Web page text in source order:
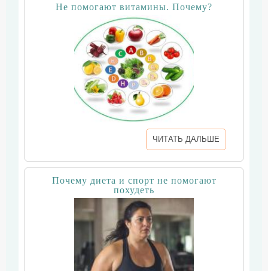
Не помогают витамины. Почему?
ЧИТАТЬ ДАЛЬШЕ
Почему диета и спорт не помогают
похудеть